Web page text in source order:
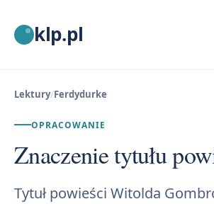
klp.pl
Lektury/Ferdydurke
OPRACOWANIE
Znaczenie tytułu
Tytuł powieści Witolda